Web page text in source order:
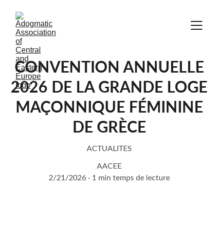
CONVENTION ANNUELLE
2026 DE LA GRANDE LOGE
MAÇONNIQUE FÉMININE
DE GRÈCE
ACTUALITES
AACEE
2/21/2026
1 min temps de lecture